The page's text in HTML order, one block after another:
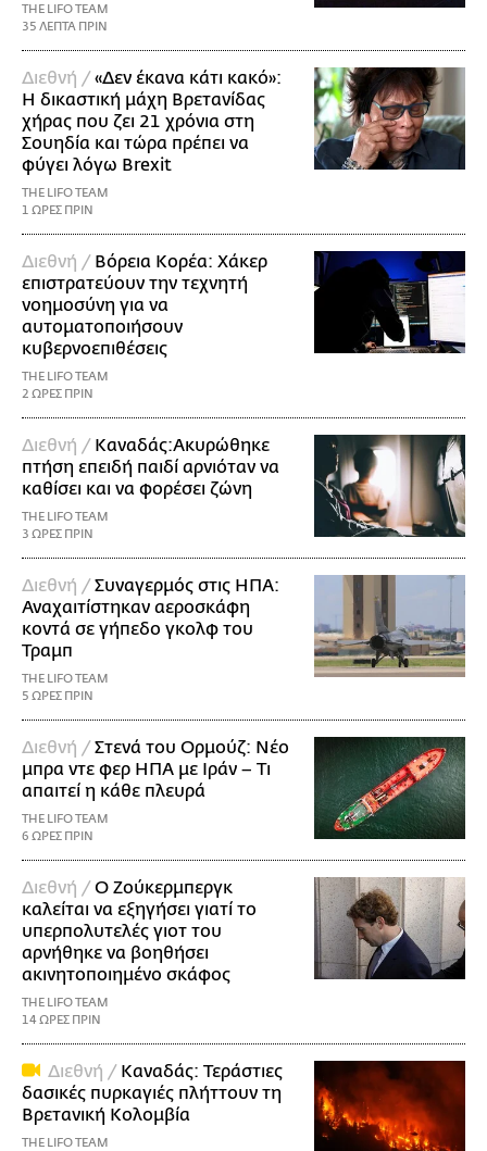
THE LIFO TEAM
35 ΛΕΠΤΑ ΠΡΙΝ
Διεθνή /«Δεν έκανα κάτι κακό»:
Η δικαστική μάχη Βρετανίδας
χήρας που ζει 21 χρόνια στη
Σουηδία και τώρα πρέπει να
φύγει λόγω Brexit
THE LIFO TEAM
1 ΩΡΕΣ ΠΡΙΝ
Διεθνή / Βόρεια Κορέα: Χάκερ
επιστρατεύουν την τεχνητή
νοημοσύνη για να
αυτοματοποιήσουν
κυβερνοεπιθέσεις
THE LIFO TEAM
2 ΩΡΕΣ ΠΡΙΝ
Διεθνή / Καναδάς:Ακυρώθηκε
πτήση επειδή παιδί αρνιόταν να
καθίσει και να φορέσει ζώνη
THE LIFO TEAM
3 ΩΡΕΣ ΠΡΙΝ
Διεθνή /Συναγερμός στις ΗΠΑ:
Αναχαιτίστηκαν αεροσκάφη
κοντά σε γήπεδο γκολφ του
Τραμπ
THE LIFO TEAM
5 ΩΡΕΣ ΠΡΙΝ
Διεθνή /Στενά του Ορμούζ: Νέο
μπρα ντε φερ ΗΠΑ με Ιράν – Τι
απαιτεί η κάθε πλευρά
THE LIFO TEAM
6 ΩΡΕΣ ΠΡΙΝ
Διεθνή /Ο Ζούκερμπεργκ
καλείται να εξηγήσει γιατί το
υπερπολυτελές γιοτ του
αρνήθηκε να βοηθήσει
ακινητοποιημένο σκάφος
THE LIFO TEAM
14 ΩΡΕΣ ΠΡΙΝ
Διεθνή / Καναδάς: Τεράστιες
δασικές πυρκαγιές πλήττουν τη
Βρετανική Κολομβία
THE LIFO TEAM